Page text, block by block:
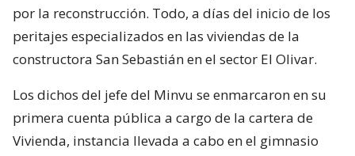
por la reconstrucción. Todo, a días del inicio de los
peritajes especializados en las viviendas de la
constructora San Sebastián en el sector El Olivar.
Los dichos del jefe del Minvu se enmarcaron en su
primera cuenta pública a cargo de la cartera de
Vivienda, instancia llevada a cabo en el gimnasio